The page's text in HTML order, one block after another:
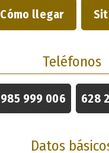
Cómo llegar
Teléfonos
985 999 006 628
Datos